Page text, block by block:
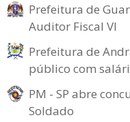
Prefeitura de
Auditor Fiscal VI
Prefeitura de
público com
PM - SP abre
Soldado